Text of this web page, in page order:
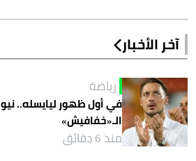
آخر الأخبار
رياضة
في أول ظهور ليايسله..
الـ«خفافيش»
منذ 6 دقائق